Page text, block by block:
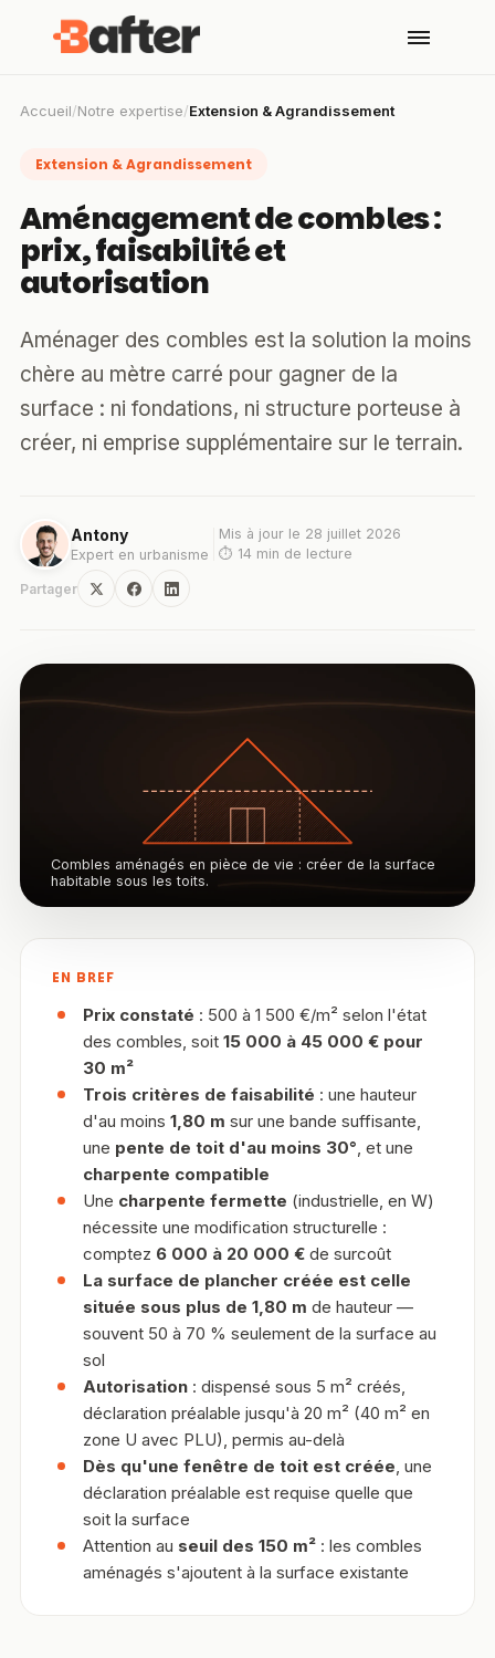
Accueil/Notre expertise/Extension & Agrandissement
Extension & Agrandissement
Aménagement de combles :
prix, faisabilité et
autorisation
Aménager des combles est la solution la moins
chère au mètre carré pour gagner de la
surface : ni fondations, ni structure porteuse à
créer, ni emprise supplémentaire sur le terrain.
Antony
Expert en urbanisme
Mis à jour le 28 juillet 2026
⏱ 14 min de lecture
Partager
Combles aménagés en pièce de vie : créer de la surface
habitable sous les toits.
EN BREF
Prix constaté : 500 à 1 500 €/m² selon l'état
des combles, soit 15 000 à 45 000 € pour
30 m²
Trois critères de faisabilité : une hauteur
d'au moins 1,80 m sur une bande suffisante,
une pente de toit d'au moins 30°, et une
charpente compatible
Une charpente fermette (industrielle, en W)
nécessite une modification structurelle :
comptez 6 000 à 20 000 € de surcoût
La surface de plancher créée est celle
située sous plus de 1,80 m de hauteur —
souvent 50 à 70 % seulement de la surface au
sol
Autorisation : dispensé sous 5 m² créés,
déclaration préalable jusqu'à 20 m² (40 m² en
zone U avec PLU), permis au-delà
Dès qu'une fenêtre de toit est créée, une
déclaration préalable est requise quelle que
soit la surface
Attention au seuil des 150 m² : les combles
aménagés s'ajoutent à la surface existante